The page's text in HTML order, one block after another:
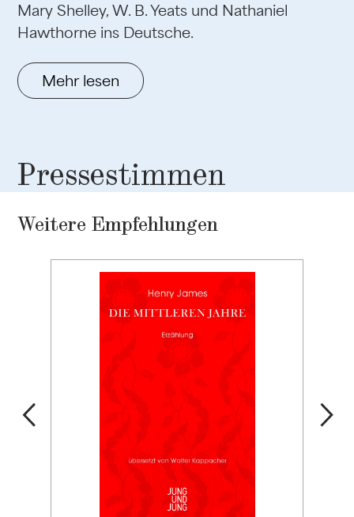
Mary Shelley, W. B. Yeats und Nathaniel
Hawthorne ins Deutsche.
Mehr lesen
Pressestimmen
Weitere Empfehlungen